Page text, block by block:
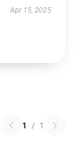
Apr 15, 2025
1 / 1